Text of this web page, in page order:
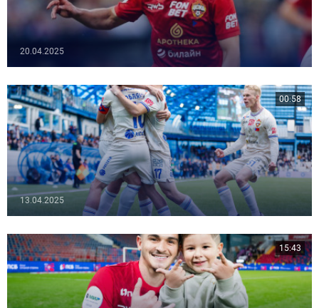
20.04.2025
13.04.2025
00:58
15:43